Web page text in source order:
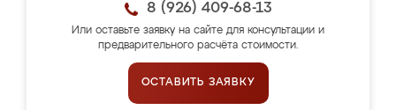
8 (926) 409-68-13
Или оставьте заявку на сайте для консультации и
предварительного расчёта стоимости.
ОСТАВИТЬ ЗАЯВКУ